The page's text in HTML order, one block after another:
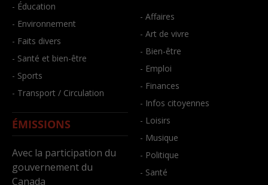
- Éducation
- Environnement
- Faits divers
- Santé et bien-être
- Sports
- Transport / Circulation
ÉMISSIONS
Avec la participation du
gouvernement du
Canada
- Affaires
- Art de vivre
- Bien-être
- Emploi
- Finances
- Infos citoyennes
- Loisirs
- Musique
- Politique
- Santé